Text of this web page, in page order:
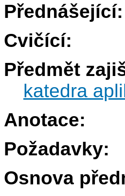
Přednášející:
Cvičící:
Předmět
katedra
Anotace:
Požadavky:
Osnova